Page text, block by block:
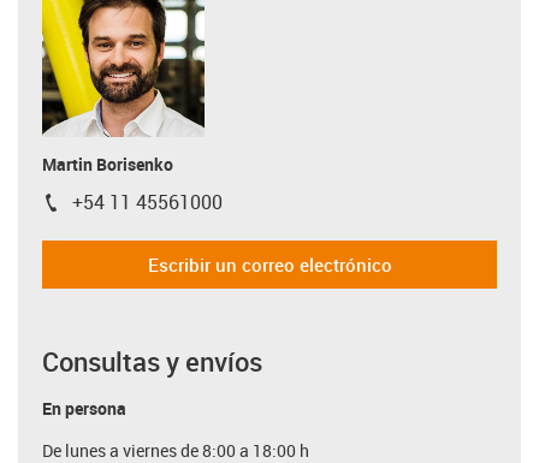
Martin Borisenko
igus-icon-phone
+54 11 45561000
Escribir un correo electrónico
Consultas y envíos
En persona
De lunes a viernes de 8:00 a 18:00 h